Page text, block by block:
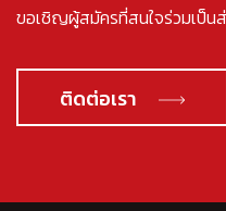
ขอเชิญผู้สมัครที่สนใจร่วมเป็น
ติดต่อเรา